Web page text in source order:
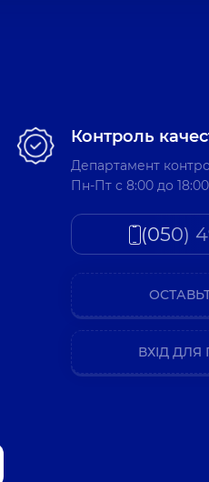
Контроль
Департамент
Пн-Пт c 8:00 до 18:00
(050)
ВХІД ДЛЯ